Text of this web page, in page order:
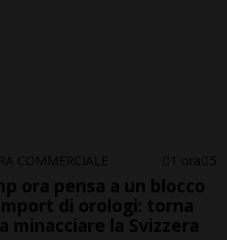
COMMERCIALE 1 ora 5
ora pensa a un blocco
di orologi: torna
minacciare la Svizzera